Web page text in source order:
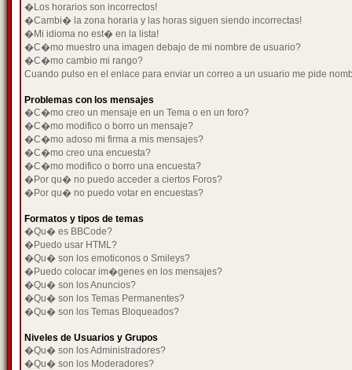
�Los horarios son incorrectos!
�Cambi� la zona horaria y las horas siguen siendo incorrectas!
�Mi idioma no est� en la lista!
�C�mo muestro una imagen debajo de mi nombre de usuario?
�C�mo cambio mi rango?
Cuando pulso en el enlace para enviar un correo a un usuario me pide
Problemas con los mensajes
�C�mo creo un mensaje en un Tema o en un foro?
�C�mo modifico o borro un mensaje?
�C�mo adoso mi firma a mis mensajes?
�C�mo creo una encuesta?
�C�mo modifico o borro una encuesta?
�Por qu� no puedo acceder a ciertos Foros?
�Por qu� no puedo votar en encuestas?
Formatos y tipos de temas
�Qu� es BBCode?
�Puedo usar HTML?
�Qu� son los emoticonos o Smileys?
�Puedo colocar im�genes en los mensajes?
�Qu� son los Anuncios?
�Qu� son los Temas Permanentes?
�Qu� son los Temas Bloqueados?
Niveles de Usuarios y Grupos
�Qu� son los Administradores?
�Qu� son los Moderadores?